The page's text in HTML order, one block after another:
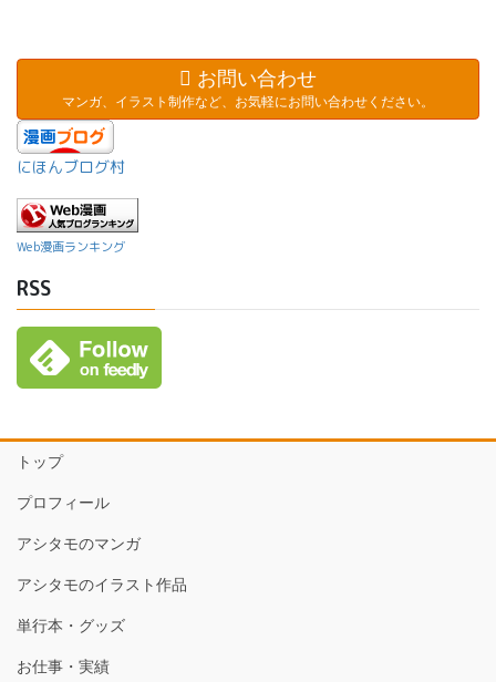
お問い合わせ
マンガ、イラスト制作など、お気軽にお問い合わせください。
にほんブログ村
Web漫画ランキング
RSS
トップ
プロフィール
アシタモのマンガ
アシタモのイラスト作品
単行本・グッズ
お仕事・実績